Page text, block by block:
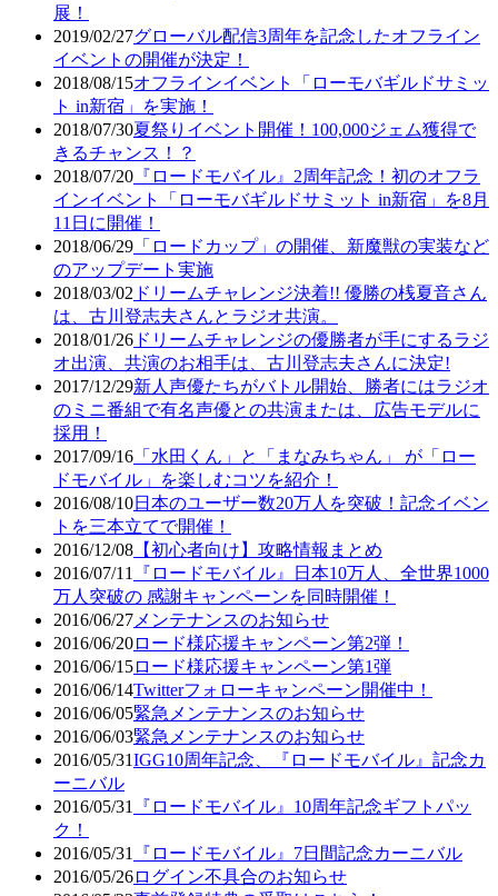
展！
2019/02/27グローバル配信3周年を記念したオフライン
イベントの開催が決定！
2018/08/15オフラインイベント「ローモバギルドサミッ
ト in新宿」を実施！
2018/07/30夏祭りイベント開催！100,000ジェム獲得で
きるチャンス！？
2018/07/20 『ロードモバイル』2周年記念！初のオフラ
インイベント「ローモバギルドサミット in新宿」を8月
11日に開催！
2018/06/29 「ロードカップ」の開催、新魔獣の実装など
のアップデート実施
2018/03/02 ドリームチャレンジ決着!! 優勝の桟夏音さん
は、古川登志夫さんとラジオ共演。
2018/01/26 ドリームチャレンジの優勝者が手にするラジ
オ出演、共演のお相手は、古川登志夫さんに決定!
2017/12/29新人声優たちがバトル開始、勝者にはラジオ
のミニ番組で有名声優との共演または、広告モデルに
採用！
2017/09/16 「水田くん」と「まなみちゃん」 が「ロー
ドモバイル」を楽しむコツを紹介！
2016/08/10日本のユーザー数20万人を突破！記念イベン
トを三本立てで開催！
2016/12/08 【初心者向け】攻略情報まとめ
2016/07/11
『ロードモバイル』日本10万人、全世界1000
万人突破の 感謝キャンペーンを同時開催！
2016/06/27 メンテナンスのお知らせ
2016/06/20ロード様応援キャンペーン第2弾！
2016/06/15ロード様応援キャンペーン第1弾
2016/06/14Twitterフォローキャンペーン開催中！
2016/06/05緊急メンテナンスのお知らせ
2016/06/03緊急メンテナンスのお知らせ
2016/05/31IGG10周年記念、『ロードモバイル』記念カ
ーニバル
2016/05/31
『ロードモバイル』10周年記念ギフトパッ
ク！
2016/05/31
『ロードモバイル』7日間記念カーニバル
2016/05/26ログイン不具合のお知らせ